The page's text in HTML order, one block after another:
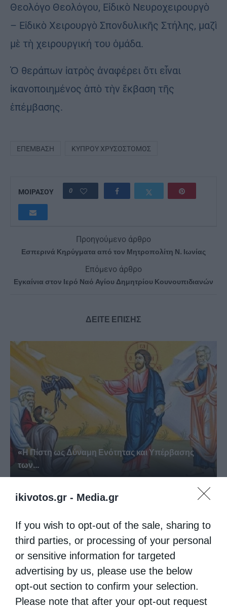
ikivotos.gr - Media.gr
If you wish to opt-out of the sale, sharing to
third parties, or processing of your personal
or sensitive information for targeted
advertising by us, please use the below
opt-out section to confirm your selection.
Please note that after your opt-out request
Θεολόγο Θεολόγου, Εἰδικὸ Νευροχειρουργὸ
– Εἰδικὸ Χειρουργὸ Σπονδυλικῆς Στήλης, μαζὶ
μὲ τὴ χειρουργική του ὁμάδα.
Ὁ θεράπων ἰατρὸς ἀναφέρει ὅτι εἶναι
ἱκανοποιημένος ἀπὸ τὴν ἔκβαση τῆς
ἐπέμβασης.
ΕΠΈΜΒΑΣΗ ΚΎΠΡΟΥ ΧΡΥΣΌΣΤΟΜΟΣ
ΜΟΙΡΑΣΟΥ 0
Προηγούμενο άρθρο
Εσπερινά Κηρύγματα από τον Μητροπολίτη Ν. Ιωνίας
Επόμενο άρθρο
Εγκαίνια στον Ιερό Ναό Αγίου Δημητρίου Κουνουπιδιανών
ΔΕΙΤΕ ΕΠΙΣΗΣ
«Η Πίστη ως Δύναμη Ενότητας και Υπέρβασης
των...